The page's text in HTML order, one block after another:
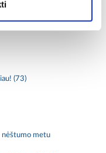
(73)
nėštumo metu